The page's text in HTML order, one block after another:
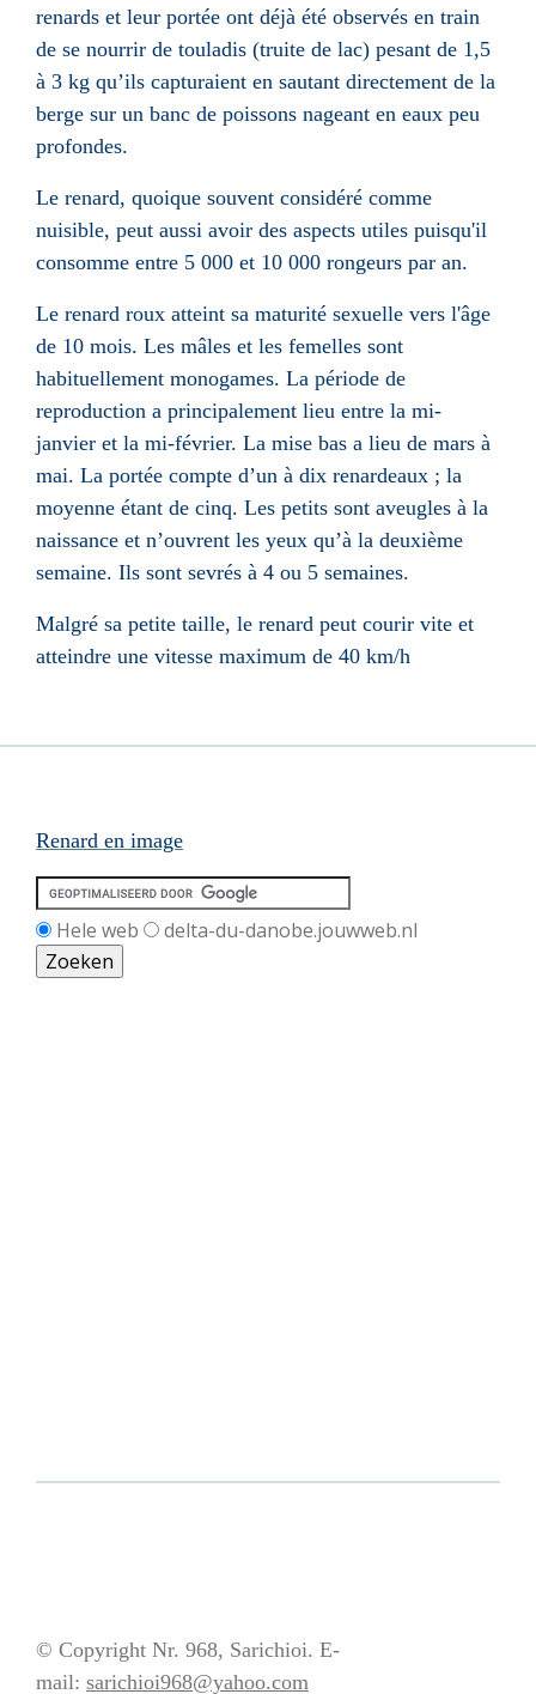
renards et leur portée ont déjà été observés en train
de se nourrir de touladis (truite de lac) pesant de 1,5
à 3 kg qu’ils capturaient en sautant directement de la
berge sur un banc de poissons nageant en eaux peu
profondes.
Le renard, quoique souvent considéré comme
nuisible, peut aussi avoir des aspects utiles puisqu'il
consomme entre 5 000 et 10 000 rongeurs par an.
Le renard roux atteint sa maturité sexuelle vers l'âge
de 10 mois. Les mâles et les femelles sont
habituellement monogames. La période de
reproduction a principalement lieu entre la mi-
janvier et la mi-février. La mise bas a lieu de mars à
mai. La portée compte d’un à dix renardeaux ; la
moyenne étant de cinq. Les petits sont aveugles à la
naissance et n’ouvrent les yeux qu’à la deuxième
semaine. Ils sont sevrés à 4 ou 5 semaines.
Malgré sa petite taille, le renard peut courir vite et
atteindre une vitesse maximum de 40 km/h
Renard en image
Hele web delta-du-danobe.jouwweb.nl
© Copyright Nr. 968, Sarichioi. E-
mail: sarichioi968@yahoo.com